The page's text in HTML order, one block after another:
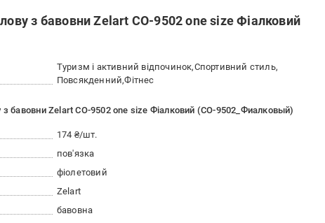
з бавовни Zelart CO-9502 one size Фіалковий
Туризм і активний відпочинок Спортивний стиль
Повсякденний Фітнес
з бавовни Zelart CO-9502 one size Фіалковий (CO-9502_Фиалковый)
174 ₴/шт.
пов'язка
фіолетовий
Zelart
бавовна